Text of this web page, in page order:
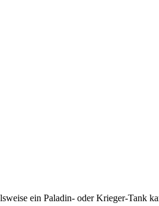
ein Paladin- oder Krieger-Tank